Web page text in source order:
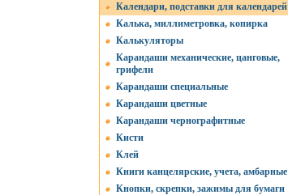
Календари, подставки для календарей
Калька, миллиметровка, копирка
Калькуляторы
Карандаши механические, цанговые,
грифели
Карандаши специальные
Карандаши цветные
Карандаши чернографитные
Кисти
Клей
Книги канцелярские, учета, амбарные
Кнопки, скрепки, зажимы для бумаги